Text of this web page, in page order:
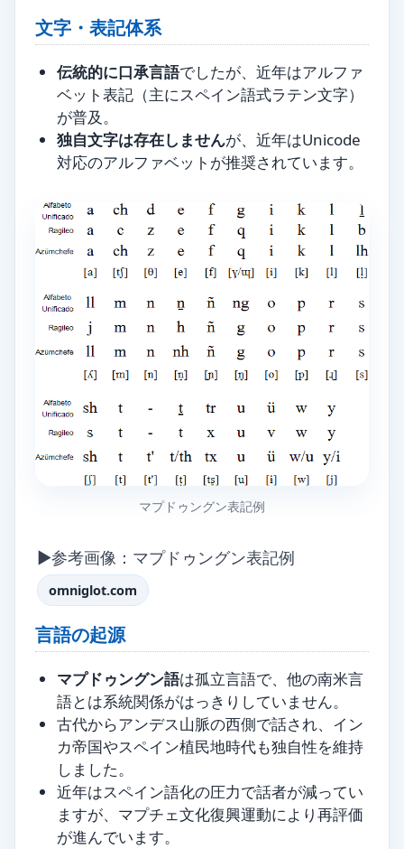
文字・表記体系
伝統的に口承言語でしたが、近年はアルファ
ベット表記（主にスペイン語式ラテン文字）
が普及。
独自文字は存在しませんが、近年はUnicode
対応のアルファベットが推奨されています。
マプドゥングン表記例
▶参考画像：マプドゥングン表記例
omniglot.com
言語の起源
マプドゥングン語は孤立言語で、他の南米言
語とは系統関係がはっきりしていません。
古代からアンデス山脈の西側で話され、イン
カ帝国やスペイン植民地時代も独自性を維持
しました。
近年はスペイン語化の圧力で話者が減ってい
ますが、マプチェ文化復興運動により再評価
が進んでいます。